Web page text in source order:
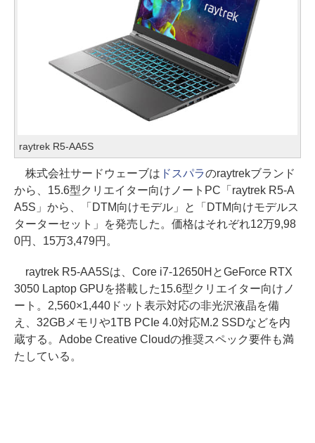
raytrek R5-AA5S
株式会社サードウェーブは ドスパラのraytrekブランド
から、15.6型クリエイター向けノートPC「raytrek R5-A
A5S」から、「DTM向けモデル」と「DTM向けモデルス
ターターセット」を発売した。価格はそれぞれ12万9,98
0円、15万3,479円。
raytrek R5-AA5Sは、Core i7-12650HとGeForce RTX
3050 Laptop GPUを搭載した15.6型クリエイター向けノ
ート。2,560×1,440ドット表示対応の非光沢液晶を備
え、32GBメモリや1TB PCIe 4.0対応M.2 SSDなどを内
蔵する。Adobe Creative Cloudの推奨スペック要件も満
たしている。